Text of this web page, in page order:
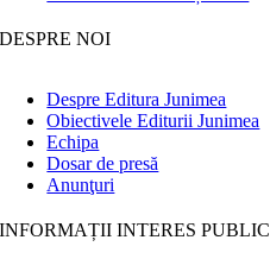
DESPRE NOI
Despre Editura Junimea
Obiectivele Editurii Junimea
Echipa
Dosar de presă
Anunţuri
INFORMAȚII INTERES PUBLIC